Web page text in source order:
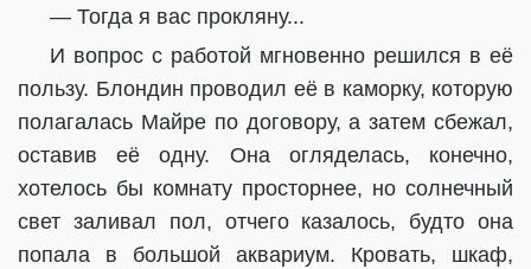
— Тогда я вас прокляну...
И вопрос с работой мгновенно решился в её
пользу. Блондин проводил её в каморку, которую
полагалась Майре по договору, а затем сбежал,
оставив её одну. Она огляделась, конечно,
хотелось бы комнату просторнее, но солнечный
свет заливал пол, отчего казалось, будто она
попала в большой аквариум. Кровать, шкаф,